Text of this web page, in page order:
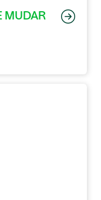
MUDAR